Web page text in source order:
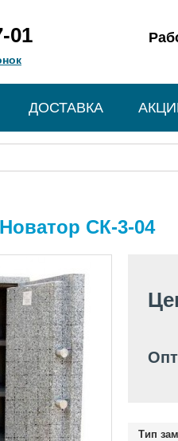
01
ДОСТАВКА
СК-3-04
Тип